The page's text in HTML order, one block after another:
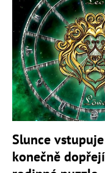
Slunce
konečně